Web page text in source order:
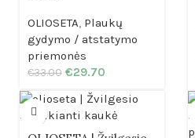
OLIOSETA, Plaukų
gydymo / atstatymo
priemonės
€33.00 €29.70